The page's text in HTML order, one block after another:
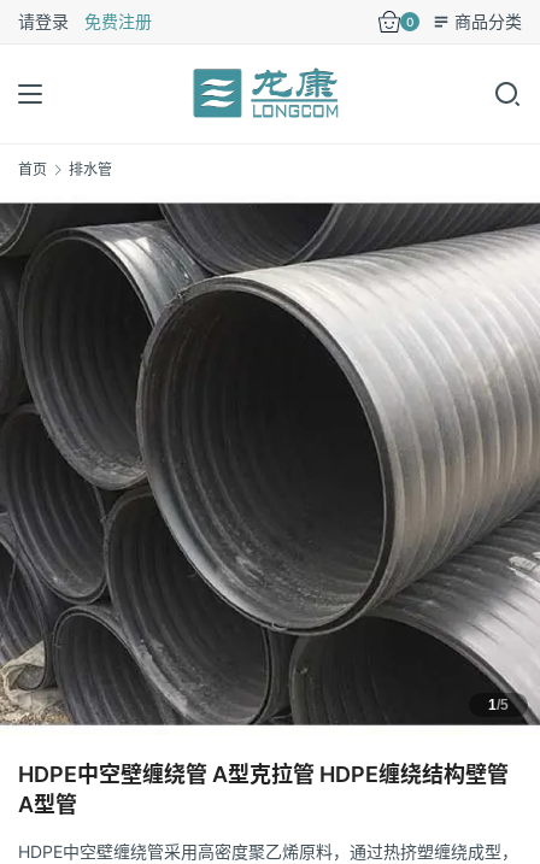
请登录 免费注册 0 商品分类
首页 排水管
1/5
HDPE中空壁缠绕管 A型克拉管 HDPE缠绕结构壁管
A型管
HDPE中空壁缠绕管采用高密度聚乙烯原料，通过热挤塑缠绕成型，